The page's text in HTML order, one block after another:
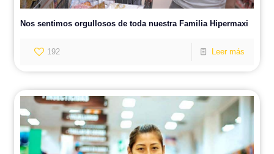
Nos sentimos orgullosos de toda nuestra Familia Hipermaxi
192 Leer más